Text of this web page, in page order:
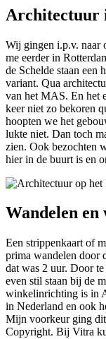
Architectuur
Wij gingen i.p.v. naar
me eerder in
de Schelde staan een
variant. Qua
van het MAS. En het
keer niet zo bekoren
hoopten we het
lukte niet. Dan toch
zien. Ook bezochten
hier in de buurt is en
Wandelen
Een strippenkaart of
prima wandelen door
dat was 2 uur. Door
even stil staan bij de
winkelinrichting is in
in Nederland en ook
Mijn voorkeur ging
Copyright. Bij Vitra